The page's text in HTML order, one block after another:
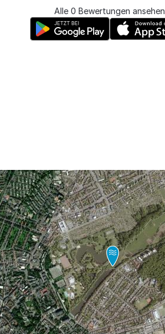
Alle 0 Bewertungen ansehen